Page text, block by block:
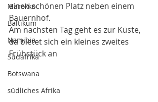
Marokko
Baltikum
Namibia
Südafrika
Botswana
südliches Afrika
einen schönen Platz neben einem
Bauernhof.
Am nächsten Tag geht es zur Küste,
da bietet sich ein kleines zweites
Frühstück an